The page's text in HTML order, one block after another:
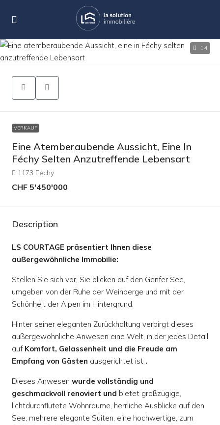
14
VERKAUF
Eine Atemberaubende Aussicht, Eine In
Féchy Selten Anzutreffende Lebensart
1173 Féchy
CHF 5'450'000
Description
LS COURTAGE präsentiert Ihnen diese
außergewöhnliche Immobilie:
Stellen Sie sich vor, Sie blicken auf den Genfer See,
umgeben von der Ruhe der Weinberge und mit der
Schönheit der Alpen im Hintergrund.
Hinter seiner eleganten Zurückhaltung verbirgt dieses
außergewöhnliche Anwesen eine Welt, in der jedes Detail
auf Komfort, Gelassenheit und die Freude am
Empfang von Gästen ausgerichtet ist .
Dieses Anwesen wurde vollständig und
geschmackvoll renoviert und bietet großzügige,
lichtdurchflutete Wohnräume, herrliche Ausblicke auf den
See, mehrere elegante Suiten, eine hochwertige, zum